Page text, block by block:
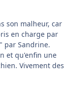
son malheur, car
en charge par
par Sandrine.
et qu'enfin une
Vivement des